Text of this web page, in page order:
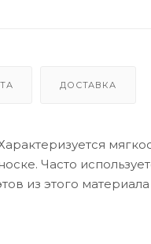
ДОСТАВКА
Часто
из этого